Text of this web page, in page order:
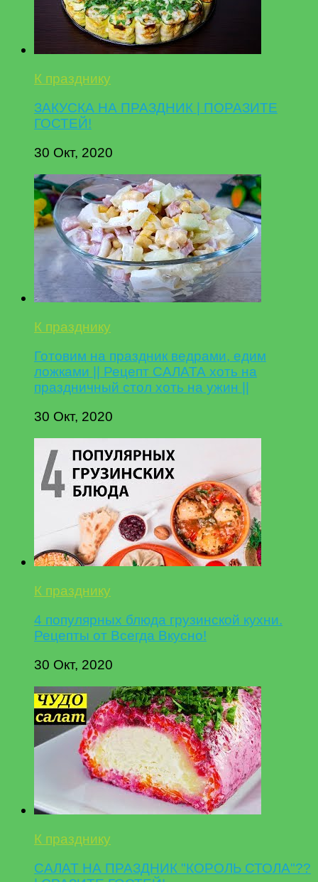
К празднику
ЗАКУСКА НА ПРАЗДНИК | ПОРАЗИТЕ
ГОСТЕЙ!
30 Окт, 2020
К празднику
Готовим на праздник ведрами, едим
ложками || Рецепт САЛАТА хоть на
праздничный стол хоть на ужин ||
30 Окт, 2020
К празднику
4 популярных блюда грузинской кухни.
Рецепты от Всегда Вкусно!
30 Окт, 2020
К празднику
САЛАТ НА ПРАЗДНИК "КОРОЛЬ СТОЛА"??